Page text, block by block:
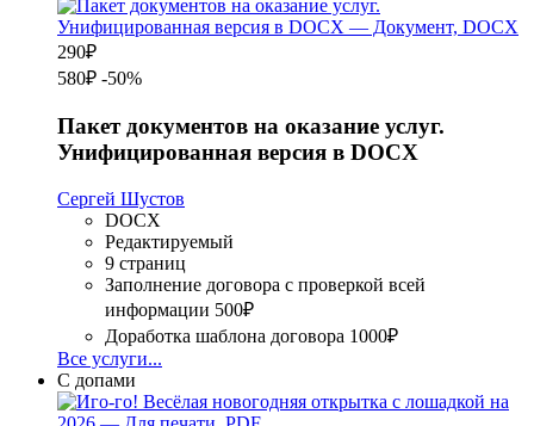
290₽
580₽ -50%
Пакет документов на оказание услуг.
Унифицированная версия в DOCX
Сергей Шустов
DOCX
Редактируемый
9 страниц
Заполнение договора с проверкой всей
информации 500₽
Доработка шаблона договора 1000₽
Все услуги...
С допами